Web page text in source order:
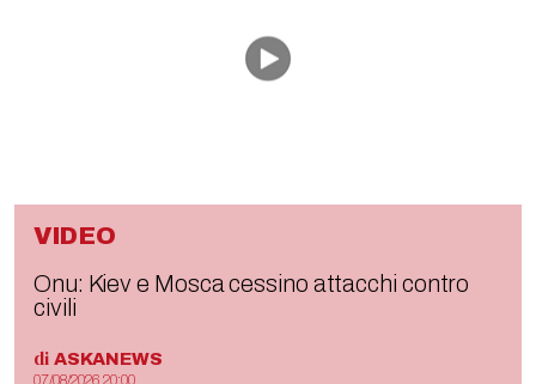
VIDEO
Onu: Kiev e Mosca cessino attacchi contro
civili
di ASKANEWS
07/08/2026 20:00